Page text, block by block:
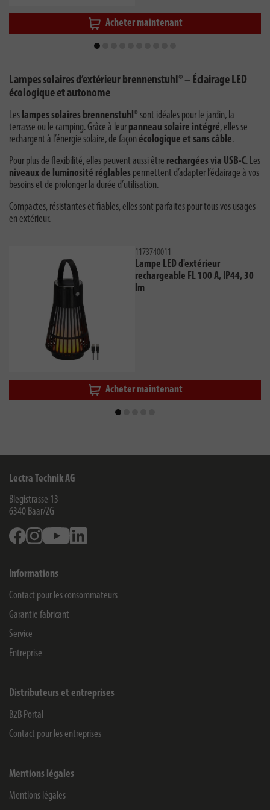
Acheter maintenant
Lampes solaires d’extérieur brennenstuhl® – Éclairage LED
écologique et autonome
Les lampes solaires brennenstuhl® sont idéales pour le jardin, la
terrasse ou le camping. Grâce à leur panneau solaire intégré, elles se
rechargent à l’énergie solaire, de façon écologique et sans câble.
Pour plus de flexibilité, elles peuvent aussi être rechargées via USB-C. Les
niveaux de luminosité réglables permettent d’adapter l’éclairage à vos
besoins et de prolonger la durée d’utilisation.
Compactes, résistantes et fiables, elles sont parfaites pour tous vos usages
en extérieur.
1173740011
Lampe LED d'extérieur
rechargeable FL 100 A, IP44, 30
lm
Acheter maintenant
Lectra Technik AG
Blegistrasse 13
6340 Baar/ZG
FacebookInstagramYoutube
Informations
Contact pour les consommateurs
Garantie fabricant
Service
Entreprise
Distributeurs et entreprises
B2B Portal
Contact pour les entreprises
Mentions légales
Mentions légales